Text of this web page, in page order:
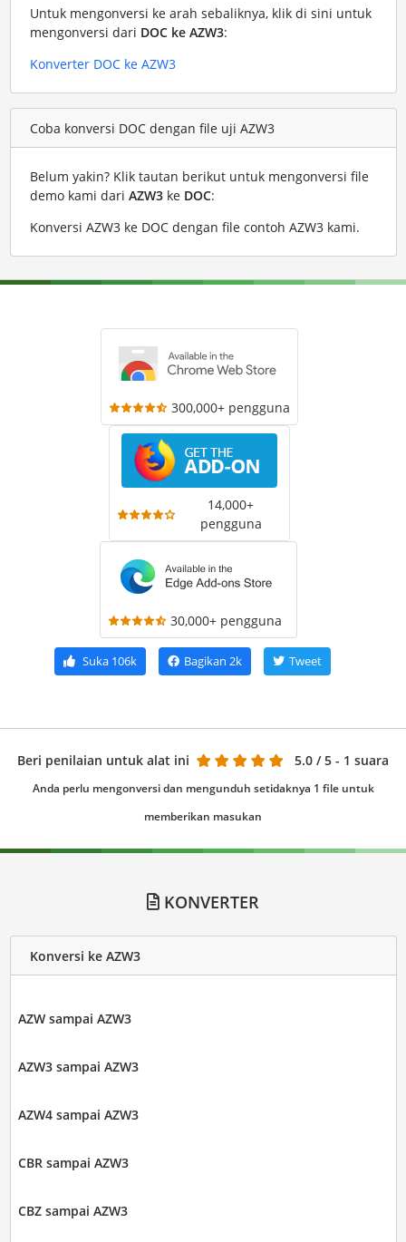
Untuk mengonversi ke arah sebaliknya, klik di sini untuk
mengonversi dari DOC ke AZW3:
Konverter DOC ke AZW3
Coba konversi DOC dengan file uji AZW3
Belum yakin? Klik tautan berikut untuk mengonversi file
demo kami dari AZW3ke DOC:
Konversi AZW3 ke DOC dengan file contoh AZW3 kami.
300,000+ pengguna
14,000+
pengguna
30,000+ pengguna
Suka106k Bagikan 2k Tweet
Beri penilaian untuk alat ini 5.0 / 5 - 1 suara
Anda perlu mengonversi dan mengunduh setidaknya 1 file untuk
memberikan masukan
KONVERTER
Konversi ke AZW3
AZW sampai AZW3
AZW3 sampai AZW3
AZW4 sampai AZW3
CBR sampai AZW3
CBZ sampai AZW3